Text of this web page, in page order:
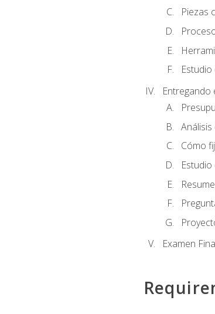
Piezas
Entregando
Cómo
Estudio
Examen